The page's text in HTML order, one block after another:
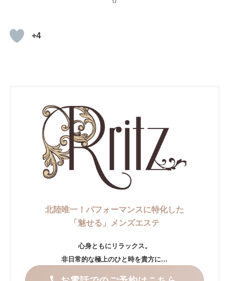
+4
北陸唯一！パフォーマンスに特化した
「魅せる」メンズエステ
心身ともにリラックス。
非日常的な極上のひと時を貴方に…